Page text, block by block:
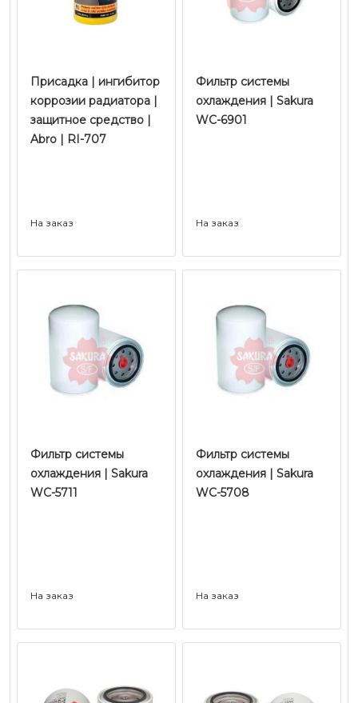
Присадка | ингибитор
коррозии радиатора |
защитное средство |
Abro | RI-707
На заказ
Фильтр системы
охлаждения | Sakura
WC-6901
На заказ
Фильтр системы
охлаждения | Sakura
WC-5711
На заказ
Фильтр системы
охлаждения | Sakura
WC-5708
На заказ